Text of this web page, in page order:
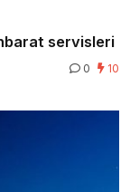
servisleri
0 10